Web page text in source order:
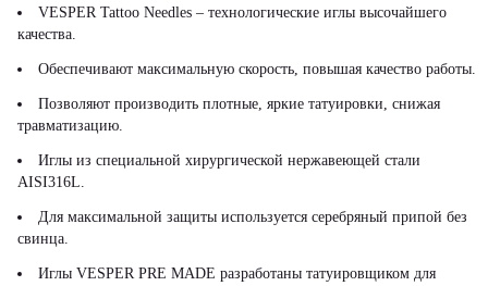
VESPER Tattoo Needles – технологические иглы высочайшего
качества.
Обеспечивают максимальную скорость, повышая качество работы.
Позволяют производить плотные, яркие татуировки, снижая
травматизацию.
Иглы из специальной хирургической нержавеющей стали
AISI316L.
Для максимальной защиты используется серебряный припой без
свинца.
Иглы VESPER PRE MADE разработаны татуировщиком для